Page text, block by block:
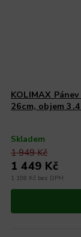
KOLIMAX
26cm, objem
Skladem
1 198 Kč bez DPH
1 949 Kč
1 449 Kč